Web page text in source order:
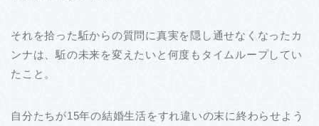
それを拾った駈からの質問に真実を隠し通せなくなったカ
ンナは、駈の未来を変えたいと何度もタイムループしてい
たこと。
自分たちが15年の結婚生活をすれ違いの末に終わらせよう